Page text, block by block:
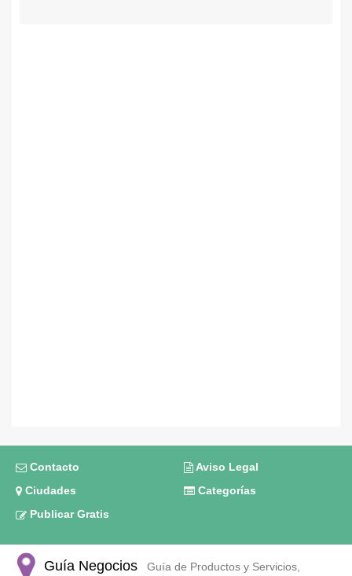
Contacto
Aviso Legal
Ciudades
Categorías
Publicar Gratis
Guía Negocios Guía de Productos y Servicios,